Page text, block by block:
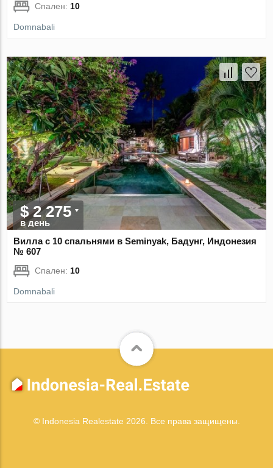
Спален: 10
Domnabali
$ 2 275
в день
Вилла с 10 спальнями в Seminyak, Бадунг, Индонезия
№ 607
Спален: 10
Domnabali
© Indonesia Realestate 2026. Все права защищены.